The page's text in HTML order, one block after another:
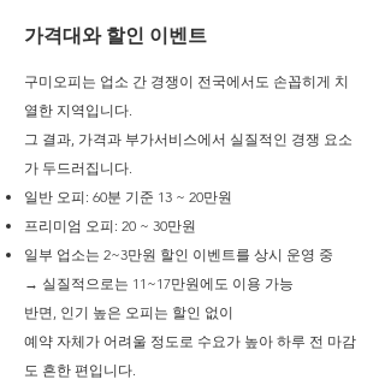
가격대와 할인 이벤트
구미오피는 업소 간 경쟁이 전국에서도 손꼽히게 치
열한 지역입니다.
그 결과, 가격과 부가서비스에서 실질적인 경쟁 요소
가 두드러집니다.
일반 오피: 60분 기준 13 ~ 20만원
프리미엄 오피: 20 ~ 30만원
일부 업소는 2~3만원 할인 이벤트를 상시 운영 중
→ 실질적으로는 11~17만원에도 이용 가능
반면, 인기 높은 오피는 할인 없이
예약 자체가 어려울 정도로 수요가 높아 하루 전 마감
도 흔한 편입니다.